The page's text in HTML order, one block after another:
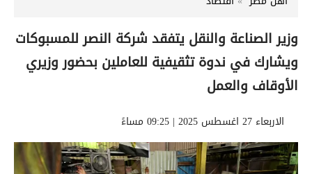
وزير الصناعة والنقل يتفقد شركة النصر للمسبوكات
ويشارك في ندوة تثقيفية للعاملين بحضور وزيري
الأوقاف والعمل
الاربعاء 27 اغسطس 2025 | 09:25 مساءً